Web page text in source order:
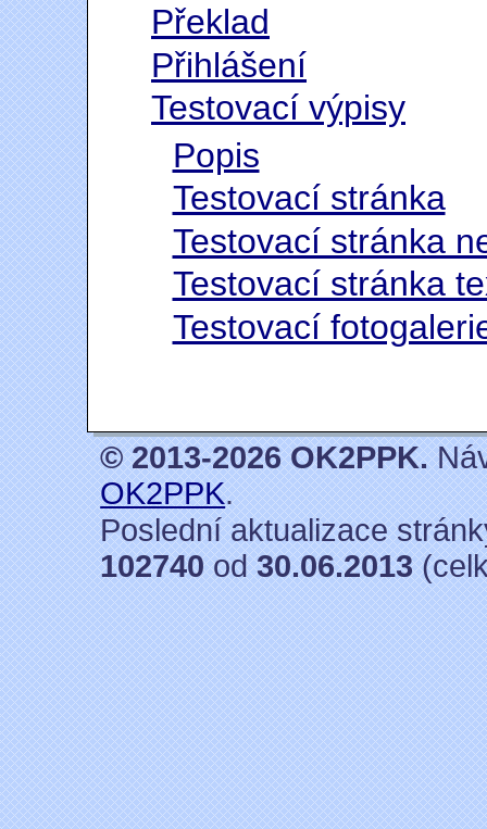
Překlad
Přihlášení
Testovací výpisy
Popis
Testovací stránka
Testovací stránka
Testovací stránka
Testovací
© 2013-2026 OK2PPK.
OK2PPK.
Poslední aktualizace
102740od30.06.2013